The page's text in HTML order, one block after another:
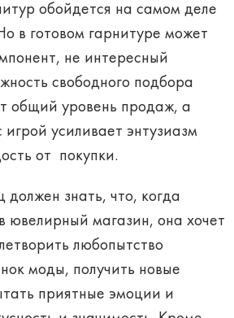
обойдется на самом деле
в готовом гарнитуре может
не интересный
свободного подбора
общий уровень продаж, а
игрой усиливает энтузиазм
от покупки.
знать, что, когда
ювелирный магазин, она хочет
любопытство
моды, получить новые
приятные эмоции и